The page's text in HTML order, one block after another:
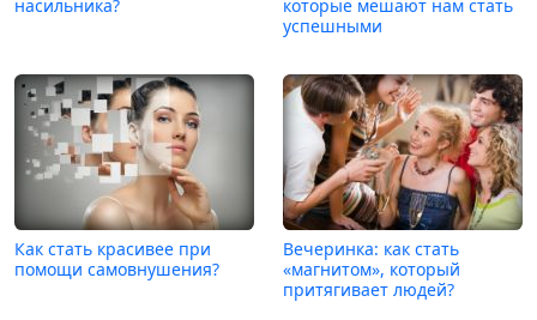
насильника?
которые мешают нам стать
успешными
Как стать красивее при
помощи самовнушения?
Вечеринка: как стать
«магнитом», который
притягивает людей?